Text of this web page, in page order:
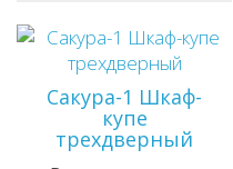
Сакура-1 Шкаф-
купе
трехдверный